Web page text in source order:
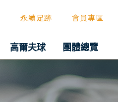
永續足跡 會員專區
高爾夫球 團體總覽